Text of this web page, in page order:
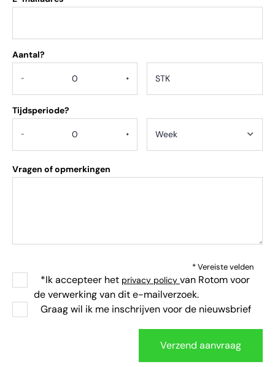
Aantal?
- +
Tijdsperiode?
- +
Vragen of opmerkingen
* Vereiste velden
*Ik accepteer het privacy policy van Rotom voor
de verwerking van dit e-mailverzoek.
Graag wil ik me inschrijven voor de nieuwsbrief